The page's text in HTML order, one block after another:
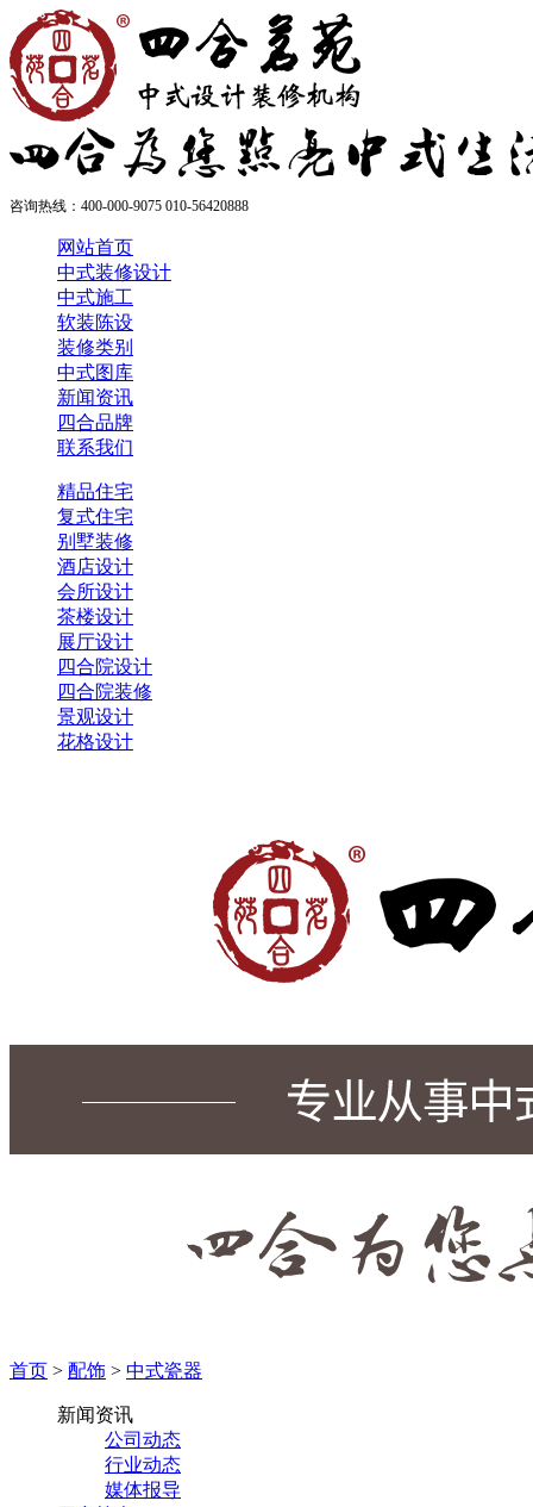
咨询热线： 400-000-9075 010-56420888
网站首页
中式装修设计
中式施工
软装陈设
装修类别
中式图库
新闻资讯
四合品牌
联系我们
精品住宅
复式住宅
别墅装修
酒店设计
会所设计
茶楼设计
展厅设计
四合院设计
四合院装修
景观设计
花格设计
首页 > 配饰 > 中式瓷器
新闻资讯
公司动态
行业动态
媒体报导